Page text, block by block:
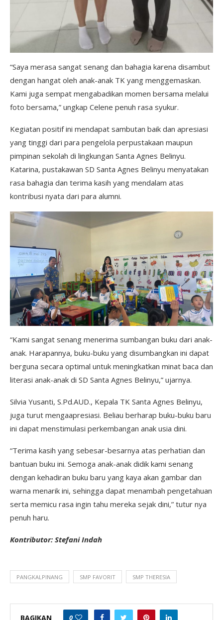
“Saya merasa sangat senang dan bahagia karena disambut
dengan hangat oleh anak-anak TK yang menggemaskan.
Kami juga sempat mengabadikan momen bersama melalui
foto bersama,” ungkap Celene penuh rasa syukur.
Kegiatan positif ini mendapat sambutan baik dan apresiasi
yang tinggi dari para pengelola perpustakaan maupun
pimpinan sekolah di lingkungan Santa Agnes Belinyu.
Katarina, pustakawan SD Santa Agnes Belinyu menyatakan
rasa bahagia dan terima kasih yang mendalam atas
kontribusi nyata dari para alumni.
“Kami sangat senang menerima sumbangan buku dari anak-
anak. Harapannya, buku-buku yang disumbangkan ini dapat
berguna secara optimal untuk meningkatkan minat baca dan
literasi anak-anak di SD Santa Agnes Belinyu,” ujarnya.
Silvia Yusanti, S.Pd.AUD., Kepala TK Santa Agnes Belinyu,
juga turut mengaapresiasi. Beliau berharap buku-buku baru
ini dapat menstimulasi perkembangan anak usia dini.
“Terima kasih yang sebesar-besarnya atas perhatian dan
bantuan buku ini. Semoga anak-anak didik kami senang
dengan kehadiran buku baru yang kaya akan gambar dan
warna menarik ini, sehingga dapat menambah pengetahuan
serta memicu rasa ingin tahu mereka sejak dini,” tutur nya
penuh haru.
Kontributor: Stefani Indah
PANGKALPINANG SMP FAVORIT SMP THERESIA
BAGIKAN 0